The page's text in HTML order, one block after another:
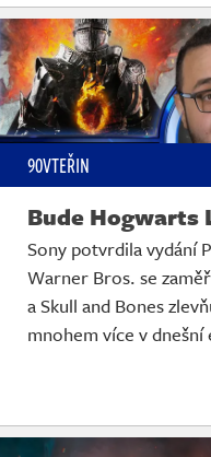
90VTEŘIN
Bude Hogwarts
Sony potvrdila vydání
Warner Bros. se
a Skull and Bones
mnohem více v dnešní